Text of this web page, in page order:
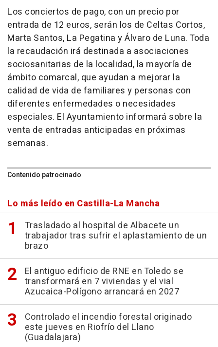
Los conciertos de pago, con un precio por
entrada de 12 euros, serán los de Celtas Cortos,
Marta Santos, La Pegatina y Álvaro de Luna. Toda
la recaudación irá destinada a asociaciones
sociosanitarias de la localidad, la mayoría de
ámbito comarcal, que ayudan a mejorar la
calidad de vida de familiares y personas con
diferentes enfermedades o necesidades
especiales. El Ayuntamiento informará sobre la
venta de entradas anticipadas en próximas
semanas.
Contenido patrocinado
Lo más leído en Castilla-La Mancha
Trasladado al hospital de Albacete un
trabajador tras sufrir el aplastamiento de un
brazo
El antiguo edificio de RNE en Toledo se
transformará en 7 viviendas y el vial
Azucaica-Polígono arrancará en 2027
Controlado el incendio forestal originado
este jueves en Riofrío del Llano
(Guadalajara)